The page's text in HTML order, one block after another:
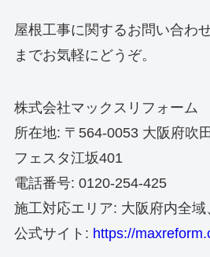
屋根工事に関するお問い合わ
までお気軽にどうぞ。
株式会社マックスリフォーム
所在地: 〒564-0053 大阪府吹
フェスタ江坂401
電話番号: 0120-254-425
施工対応エリア: 大阪府内全
公式サイト: https://